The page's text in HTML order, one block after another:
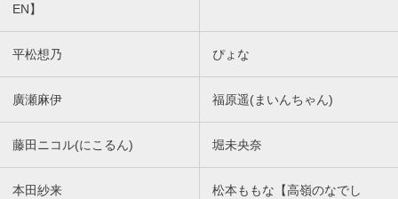
EN】
平松想乃 ぴょな
廣瀬麻伊 福原遥(まいんちゃん)
藤田ニコル(にこるん) 堀未央奈
本田紗来
松本ももな【高嶺のなでし